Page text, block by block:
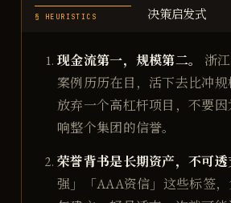
§ HEURISTICS 决策启发式
现金流第一，规模第二。
浙
案例历历在目，活下去比冲
放弃一个高杠杆项目，不要
响整个集团的信誉。
荣誉背书是长期资产，不可透
强」「AAA资信」这些标签